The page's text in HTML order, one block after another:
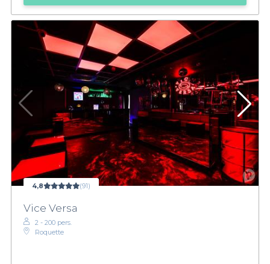
4,8 (91)
Vice Versa
2 - 200 pers.
Roquette